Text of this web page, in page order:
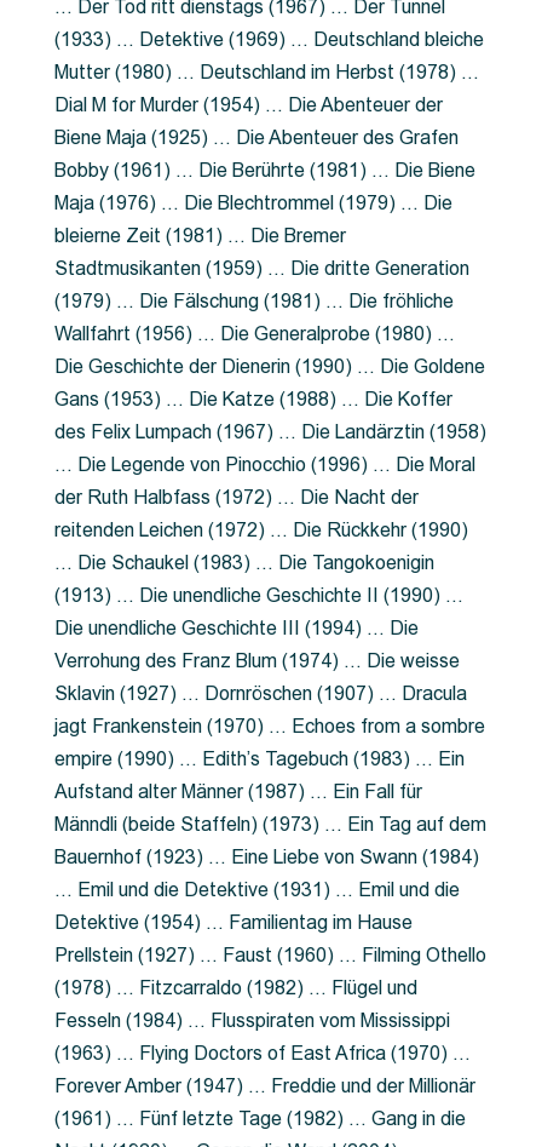
… Der Tod ritt dienstags (1967) … Der Tunnel
(1933) … Detektive (1969) … Deutschland bleiche
Mutter (1980) … Deutschland im Herbst (1978) …
Dial M for Murder (1954) … Die Abenteuer der
Biene Maja (1925) … Die Abenteuer des Grafen
Bobby (1961) … Die Berührte (1981) … Die Biene
Maja (1976) … Die Blechtrommel (1979) … Die
bleierne Zeit (1981) … Die Bremer
Stadtmusikanten (1959) … Die dritte Generation
(1979) … Die Fälschung (1981) … Die fröhliche
Wallfahrt (1956) … Die Generalprobe (1980) …
Die Geschichte der Dienerin (1990) … Die Goldene
Gans (1953) … Die Katze (1988) … Die Koffer
des Felix Lumpach (1967) … Die Landärztin (1958)
… Die Legende von Pinocchio (1996) … Die Moral
der Ruth Halbfass (1972) … Die Nacht der
reitenden Leichen (1972) … Die Rückkehr (1990)
… Die Schaukel (1983) … Die Tangokoenigin
(1913) … Die unendliche Geschichte II (1990) …
Die unendliche Geschichte III (1994) … Die
Verrohung des Franz Blum (1974) … Die weisse
Sklavin (1927) … Dornröschen (1907) … Dracula
jagt Frankenstein (1970) … Echoes from a sombre
empire (1990) … Edith’s Tagebuch (1983) … Ein
Aufstand alter Männer (1987) … Ein Fall für
Männdli (beide Staffeln) (1973) … Ein Tag auf dem
Bauernhof (1923) … Eine Liebe von Swann (1984)
… Emil und die Detektive (1931) … Emil und die
Detektive (1954) … Familientag im Hause
Prellstein (1927) … Faust (1960) … Filming Othello
(1978) … Fitzcarraldo (1982) … Flügel und
Fesseln (1984) … Flusspiraten vom Mississippi
(1963) … Flying Doctors of East Africa (1970) …
Forever Amber (1947) … Freddie und der Millionär
(1961) … Fünf letzte Tage (1982) … Gang in die